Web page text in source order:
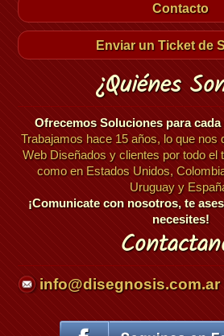
Contacto
Enviar un Ticket de
¿Quiénes
Ofrecemos Soluciones para
Trabajamos hace 15 años, lo que nos
Web Diseñados y clientes por todo el
como en Estados Unidos,
Uruguay y
¡Comunicate con nosotros, te
necesites!
info@disegnosis.com.ar